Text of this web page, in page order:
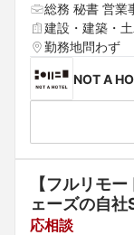
総務 秘書 営業
建設・建築・
勤務地問わず
NOT A
【フルリモ
ェーズの自
のリーダーを
応相談